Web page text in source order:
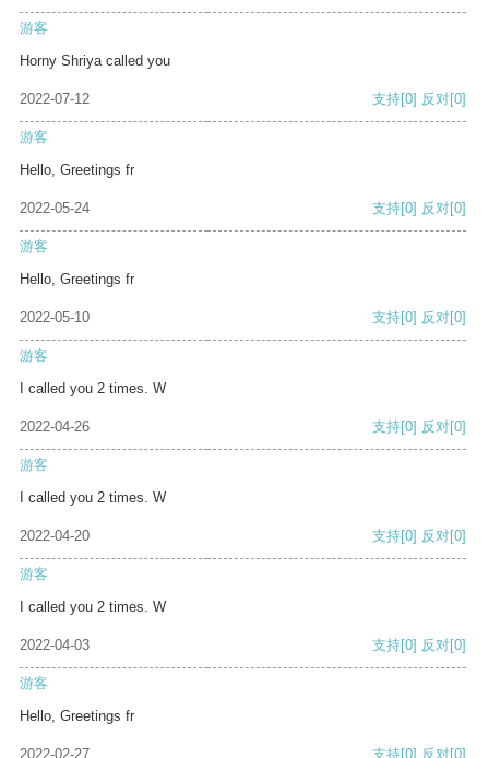
游客
Horny Shriya called you
2022-07-12 支持[0] 反对[0]
游客
Hello, Greetings fr
2022-05-24 支持[0] 反对[0]
游客
Hello, Greetings fr
2022-05-10 支持[0] 反对[0]
游客
I called you 2 times. W
2022-04-26 支持[0] 反对[0]
游客
I called you 2 times. W
2022-04-20 支持[0] 反对[0]
游客
I called you 2 times. W
2022-04-03 支持[0] 反对[0]
游客
Hello, Greetings fr
2022-02-27 支持[0] 反对[0]